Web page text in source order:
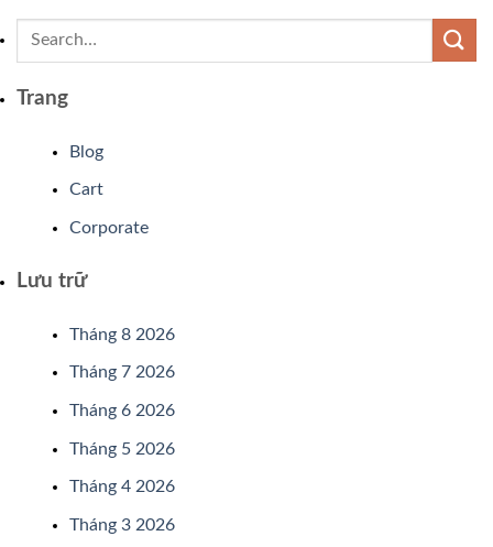
Trang
Blog
Cart
Corporate
Lưu trữ
Tháng 8 2026
Tháng 7 2026
Tháng 6 2026
Tháng 5 2026
Tháng 4 2026
Tháng 3 2026